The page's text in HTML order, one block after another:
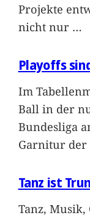
Projekte
nicht nur …
Playoffs
Im
Ball in der
Bundesliga
Garnitur der
Tanz ist
Tanz, Musik,